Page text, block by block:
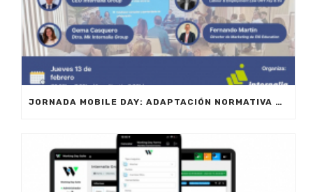
JORNADA MOBILE DAY: ADAPTACIÓN NORMATIVA 2025 – OPTIMIZA LA GESTIÓN DE EQUIPOS EN MOVILIDAD